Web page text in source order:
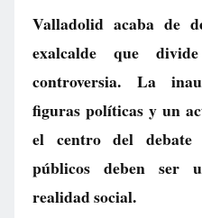
Valladolid acaba de
exalcalde que
controversia. La
figuras políticas y un
el centro del debate
públicos deben ser
realidad social.